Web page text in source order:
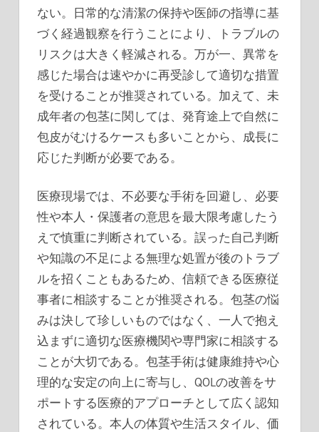
ない。日常的な清潔の保持や医師の指導に基
づく経過観察を行うことにより、トラブルの
リスクは大きく軽減される。万が一、異常を
感じた場合は速やかに再受診して適切な措置
を受けることが推奨されている。加えて、未
成年者の包茎に関しては、発育途上で自然に
包皮がむけるケースも多いことから、成長に
応じた判断が必要である。
医療現場では、不必要な手術を回避し、必要
性や本人・保護者の意思を最大限考慮したう
えで慎重に判断されている。誤った自己判断
や知識の不足による無理な処置が後のトラブ
ルを招くこともあるため、信頼できる医療従
事者に相談することが推奨される。包茎の悩
みは決して珍しいものではなく、一人で抱え
込まずに適切な医療機関や専門家に相談する
ことが大切である。包茎手術は健康維持や心
理的な安定の向上に寄与し、QOLの改善をサ
ポートする医療的アプローチとして広く認知
されている。本人の体質や生活スタイル、価